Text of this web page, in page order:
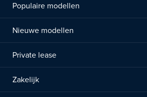
Populaire modellen
Nieuwe modellen
Private lease
Zakelijk